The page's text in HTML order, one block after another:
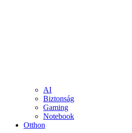
AI
Biztonság
Gaming
Notebook
Otthon